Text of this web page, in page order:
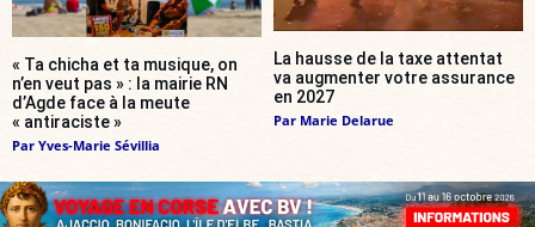
« Ta chicha et ta musique, on
n’en veut pas » : la mairie RN
d’Agde face à la meute
« antiraciste »
Par Yves-Marie Sévillia
La hausse de la taxe attentat
va augmenter votre assurance
en 2027
Par Marie Delarue